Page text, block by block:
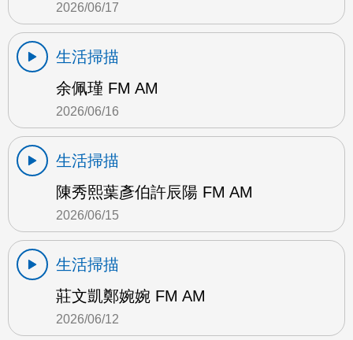
2026/06/17
生活掃描
余佩瑾 FM AM
2026/06/16
生活掃描
陳秀熙葉彥伯許辰陽 FM AM
2026/06/15
生活掃描
莊文凱鄭婉婉 FM AM
2026/06/12